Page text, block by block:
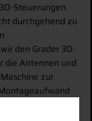
Steuerungen
durchgehend zu
den Grader 3D-
die Antennen und
zur
berichtet Thies.